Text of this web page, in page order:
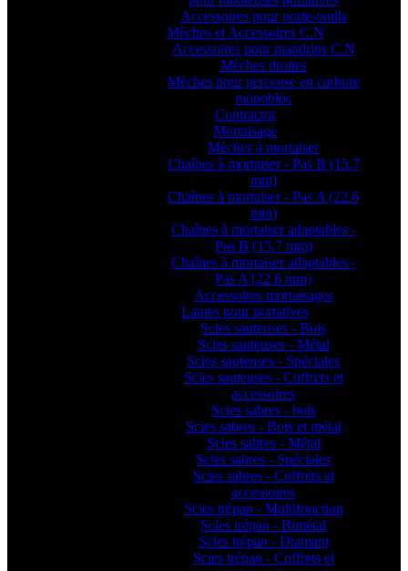
Accessoires pour porte-outils
Mèches et Accessoires C.N
Accessoires pour mandrins C.N
Mèches droites
Mèches pour perceuse en carbure
monobloc
Contractor
Mortaisage
Mèches à mortaiser
Chaînes à mortaiser - Pas B (15.7
mm)
Chaînes à mortaiser - Pas A (22.6
mm)
Chaînes à mortaiser adaptables -
Pas B (15.7 mm)
Chaînes à mortaiser adaptables -
Pas A (22.6 mm)
Accessoires mortaisages
Lames pour portatives
Scies sauteuses - Bois
Scies sauteuses - Métal
Scies sauteuses - Spéciales
Scies sauteuses - Coffrets et
accessoires
Scies sabres - bois
Scies sabres - Bois et métal
Scies sabres - Métal
Scies sabres - Spéciales
Scies sabres - Coffrets et
accessoires
Scies trépan - Multifonction
Scies trépan - Bimétal
Scies trépan - Diamant
Scies trépan - Coffrets et